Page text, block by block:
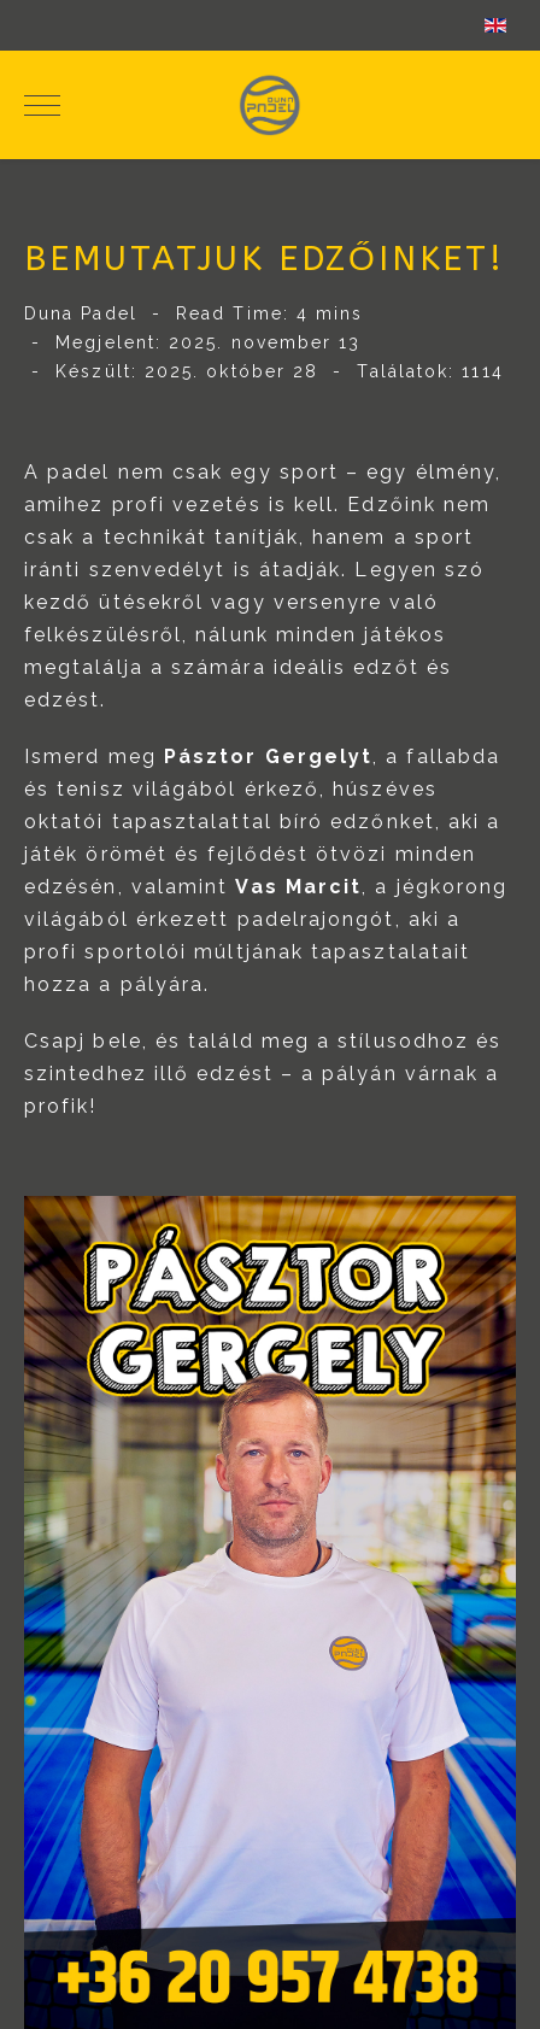
BEMUTATJUK EDZŐINKET!
Duna Padel
Read Time: 4 mins
Megjelent: 2025. november 13
Készült: 2025. október 28
Találatok: 1114
A padel nem csak egy sport – egy élmény,
amihez profi vezetés is kell. Edzőink nem
csak a technikát tanítják, hanem a sport
iránti szenvedélyt is átadják. Legyen szó
kezdő ütésekről vagy versenyre való
felkészülésről, nálunk minden játékos
megtalálja a számára ideális edzőt és
edzést.
Ismerd meg Pásztor Gergelyt, a fallabda
és tenisz világából érkező, húszéves
oktatói tapasztalattal bíró edzőnket, aki a
játék örömét és fejlődést ötvözi minden
edzésén, valamintVas Marcit, a jégkorong
világából érkezett padelrajongót, aki a
profi sportolói múltjának tapasztalatait
hozza a pályára.
Csapj bele, és találd meg a stílusodhoz és
szintedhez illő edzést – a pályán várnak a
profik!